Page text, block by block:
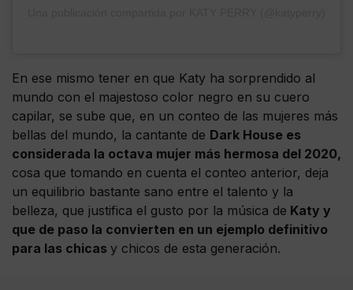
En ese mismo tener en que Katy ha sorprendido al
mundo con el majestoso color negro en su cuero
capilar, se sube que, en un conteo de las mujeres más
bellas del mundo, la cantante de Dark House es
considerada la octava mujer más hermosa del 2020,
cosa que tomando en cuenta el conteo anterior, deja
un equilibrio bastante sano entre el talento y la
belleza, que justifica el gusto por la música de Katy y
que de paso la convierten en un ejemplo definitivo
para las chicas y chicos de esta generación.